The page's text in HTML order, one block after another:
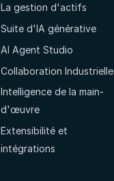
La gestion d'actifs
Suite d'IA générative
AI Agent Studio
Collaboration Industrielle
Intelligence de la main-
d'œuvre
Extensibilité et
intégrations